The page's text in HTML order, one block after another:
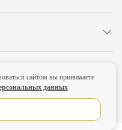
Оферта Новости
защищены.
сайтом вы принимаете
данных